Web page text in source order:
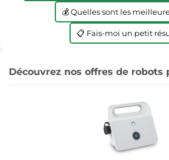
💰 Quelles sont les
📋 Fais-moi un petit
Découvrez nos offres de robots